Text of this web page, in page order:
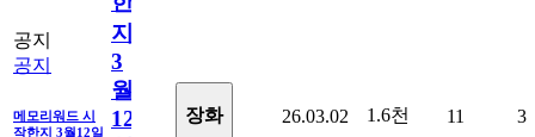
공지
공지
메모리워드 시
작한지 3월12일
지
3
월
12
장화 26.03.02 1.6천 11 3